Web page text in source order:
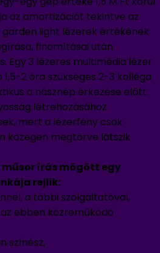
az amortizációt tekintve az
light lézerek értékének
finomításai után
Egy 3 lézeres multimédia lézer
2 óra szükséges 2-3 kolléga
a násznép érkezése előtt
létrehozásához
mert a lézerfény csak
közegen megtörve látszik
műsor írás mögött egy
rejlik:
a többi szolgáltatóval,
ebben közreműködő
színész,